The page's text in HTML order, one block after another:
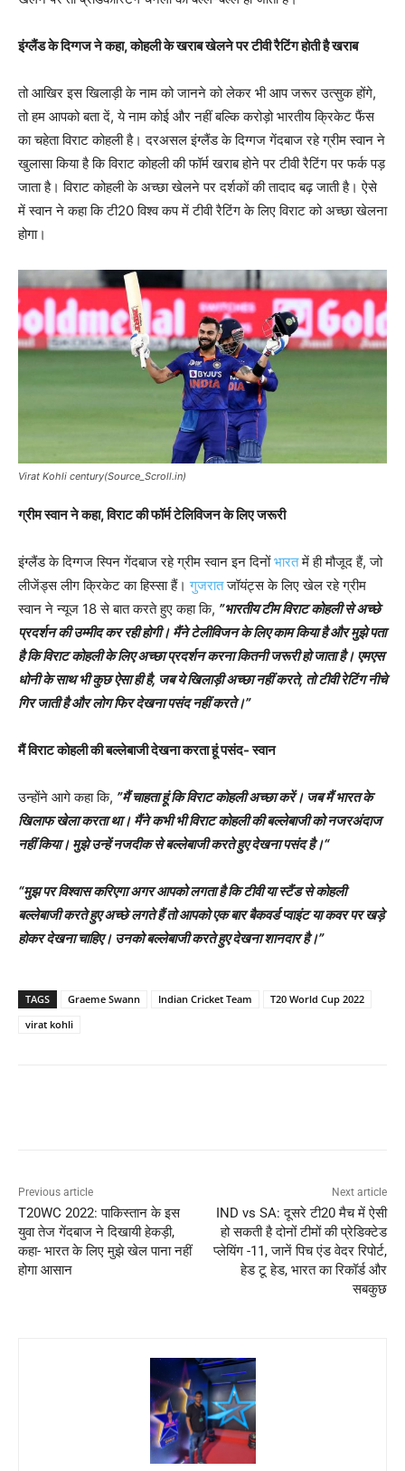
इंग्लैंड के दिग्गज ने कहा, कोहली के खराब खेलने पर टीवी रैटिंग होती है खराब
तो आखिर इस खिलाड़ी के नाम को जानने को लेकर भी आप जरूर उत्सुक होंगे,
तो हम आपको बता दें, ये नाम कोई और नहीं बल्कि करोड़ो भारतीय क्रिकेट फैंस
का चहेता विराट कोहली है। दरअसल इंग्लैंड के दिग्गज गेंदबाज रहे ग्रीम स्वान ने
खुलासा किया है कि विराट कोहली की फॉर्म खराब होने पर टीवी रैटिंग पर फर्क पड़
जाता है। विराट कोहली के अच्छा खेलने पर दर्शकों की तादाद बढ़ जाती है। ऐसे
में स्वान ने कहा कि टी20 विश्व कप में टीवी रैटिंग के लिए विराट को अच्छा खेलना
होगा।
Virat Kohli century(Source_Scroll.in)
ग्रीम स्वान ने कहा, विराट की फॉर्म टेलिविजन के लिए जरूरी
इंग्लैंड के दिग्गज स्पिन गेंदबाज रहे ग्रीम स्वान इन दिनोंभारतमें ही मौजूद हैं, जो
लीजेंड्स लीग क्रिकेट का हिस्सा हैं।गुजरातजॉयंट्स के लिए खेल रहे ग्रीम
स्वान ने न्यूज 18 से बात करते हुए कहा कि, ”भारतीय टीम विराट कोहली से अच्छे
प्रदर्शन की उम्मीद कर रही होगी। मैंने टेलीविजन के लिए काम किया है और मुझे पता
है कि विराट कोहली के लिए अच्छा प्रदर्शन करना कितनी जरूरी हो जाता है। एमएस
धोनी के साथ भी कुछ ऐसा ही है, जब ये खिलाड़ी अच्छा नहीं करते, तो टीवी रेटिंग नीचे
गिर जाती है और लोग फिर देखना पसंद नहीं करते।”
मैं विराट कोहली की बल्लेबाजी देखना करता हूं पसंद- स्वान
उन्होंने आगे कहा कि, ”मैं चाहता हूं कि विराट कोहली अच्छा करें। जब मैं भारत के
खिलाफ खेला करता था। मैंने कभी भी विराट कोहली की बल्लेबाजी को नजरअंदाज
नहीं किया। मुझे उन्हें नजदीक से बल्लेबाजी करते हुए देखना पसंद है।“
“मुझ पर विश्वास करिएगा अगर आपको लगता है कि टीवी या स्टैंड से कोहली
बल्लेबाजी करते हुए अच्छे लगते हैं तो आपको एक बार बैकवर्ड प्वाइंट या कवर पर खड़े
होकर देखना चाहिए। उनको बल्लेबाजी करते हुए देखना शानदार है।”
TAGS Graeme Swann Indian Cricket Team
T20 World Cup 2022
virat kohli
Previous article
T20WC 2022: पाकिस्तान के इस
युवा तेज गेंदबाज ने दिखायी हेकड़ी,
कहा- भारत के लिए मुझे खेल पाना नहीं
होगा आसान
Next article
IND vs SA: दूसरे टी20 मैच में ऐसी
हो सकती है दोनों टीमों की प्रेडिक्टेड
प्लेयिंग -11, जानें पिच एंड वेदर रिपोर्ट,
हेड टू हेड, भारत का रिकॉर्ड और
सबकुछ